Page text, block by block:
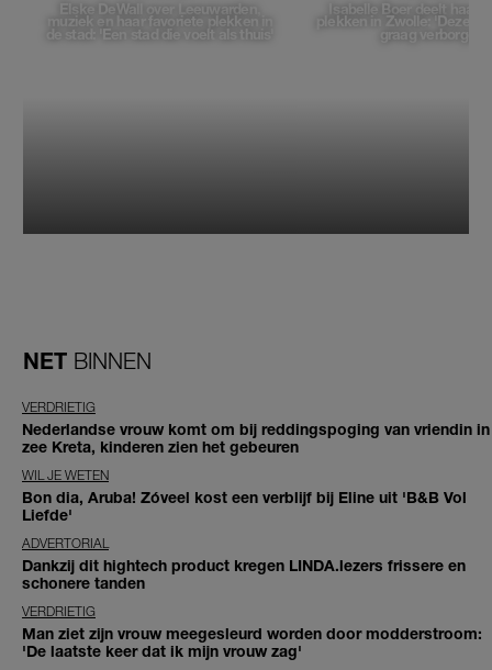
Elske DeWall over Leeuwarden,
muziek en haar favoriete plekken in
de stad: 'Een stad die voelt als thuis'
Isabelle Boer deelt haar
plekken in Zwolle: 'Deze
graag verborgen'
NET BINNEN
VERDRIETIG
Nederlandse vrouw komt om bij reddingspoging van vriendin in
zee Kreta, kinderen zien het gebeuren
WIL JE WETEN
Bon dia, Aruba! Zóveel kost een verblijf bij Eline uit 'B&B Vol
Liefde'
ADVERTORIAL
Dankzij dit hightech product kregen LINDA.lezers frissere en
schonere tanden
VERDRIETIG
Man ziet zijn vrouw meegesleurd worden door modderstroom:
'De laatste keer dat ik mijn vrouw zag'